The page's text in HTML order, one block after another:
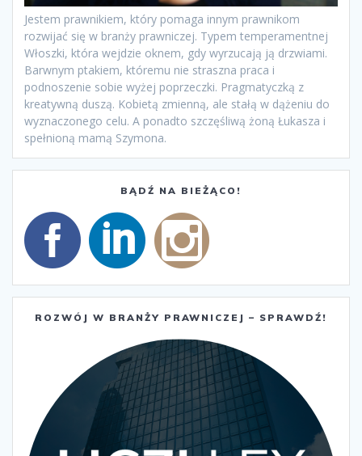
Jestem prawnikiem, który pomaga innym prawnikom
rozwijać się w branży prawniczej. Typem temperamentnej
Włoszki, która wejdzie oknem, gdy wyrzucają ją drzwiami.
Barwnym ptakiem, któremu nie straszna praca i
podnoszenie sobie wyżej poprzeczki. Pragmatyczką z
kreatywną duszą. Kobietą zmienną, ale stałą w dążeniu do
wyznaczonego celu. A ponadto szczęśliwą żoną Łukasza i
spełnioną mamą Szymona.
BĄDŹ NA BIEŻĄCO!
ROZWÓJ W BRANŻY PRAWNICZEJ – SPRAWDŹ!